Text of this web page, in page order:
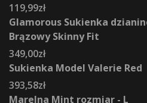
119,99zł
Glamorous Sukienka
Brązowy Skinny Fit
349,00zł
Sukienka Model Valerie Red
393,58zł
Marelna Mint rozmiar - L